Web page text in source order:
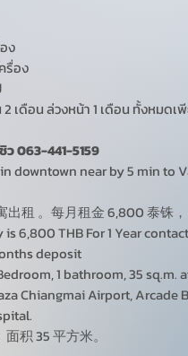
ง
รื่อง
เดือน ล่วงหน้า 1 เดือน ทั้งหมดเ
063-441-5159
downtown near by 5 min to
出租 。每月租金 6,800 泰铢
6,800 THB For 1 Year
deposit
1 bathroom, 35
Chiangmai Airport, Arcade
积 35 平方米。